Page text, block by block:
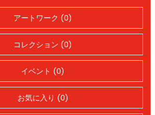
アートワーク (0)
コレクション (0)
イベント (0)
お気に入り (0)